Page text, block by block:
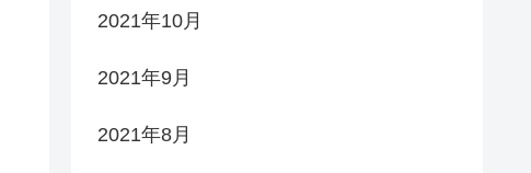
2021年10月
2021年9月
2021年8月